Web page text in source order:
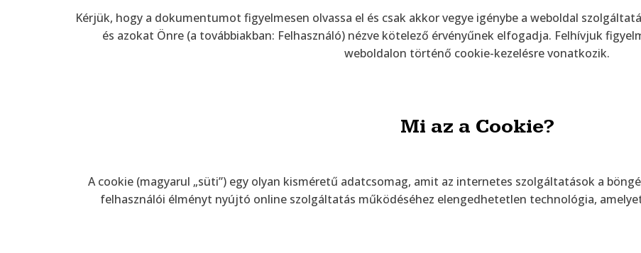
Kérjük, hogy a dokumentumot figyelmesen olvassa el és csak akkor vegye igénybe a weboldal
és azokat Önre (a továbbiakban: Felhasználó) nézve kötelező érvényűnek elfogadja. Felhívjuk
weboldalon történő cookie-kezelésre vonatkozik.
Mi az a Cookie?
A cookie (magyarul „süti”) egy olyan kisméretű adatcsomag, amit az internetes szolgáltatások a
felhasználói élményt nyújtó online szolgáltatás működéséhez elengedhetetlen technológia,